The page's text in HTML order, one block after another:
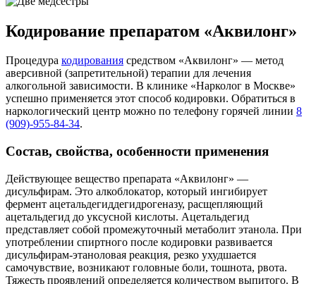
Кодирование препаратом «Аквилонг»
Процедура кодирования средством «Аквилонг» — метод
аверсивной (запретительной) терапии для лечения
алкогольной зависимости. В клинике «Нарколог в Москве»
успешно применяется этот способ кодировки. Обратиться в
наркологический центр можно по телефону горячей линии 8
(909)-955-84-34.
Состав, свойства, особенности применения
Действующее вещество препарата «Аквилонг» —
дисульфирам. Это алкоблокатор, который ингибирует
фермент ацетальдегиддегидрогеназу, расщепляющий
ацетальдегид до уксусной кислоты. Ацетальдегид
представляет собой промежуточный метаболит этанола. При
употреблении спиртного после кодировки развивается
дисульфирам-этаноловая реакция, резко ухудшается
самочувствие, возникают головные боли, тошнота, рвота.
Тяжесть проявлений определяется количеством выпитого. В